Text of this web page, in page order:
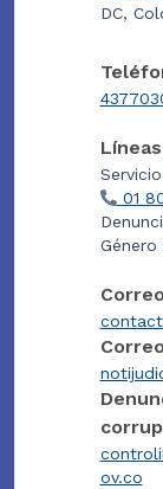
DC,
01
ov.co